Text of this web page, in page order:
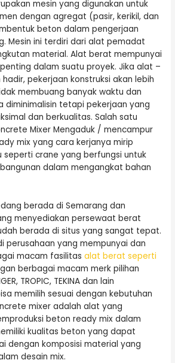
mesin yang digunakan untuk
dengan agregat (pasir, kerikil, dan
beton dalam pengerjaan
Mesin ini terdiri dari alat pemadat
material. Alat berat mempunyai
dalam suatu proyek. Jika alat –
pekerjaan konstruksi akan lebih
membuang banyak waktu dan
diminimalisin tetapi pekerjaan yang
dan berkualitas. Salah satu
Mixer Mengaduk / mencampur
mix yang cara kerjanya mirip
seperti crane yang berfungsi untuk
dalam mengangkat bahan
berada di Semarang dan
menyediakan persewaat berat
berada di situs yang sangat tepat.
perusahaan yang mempunyai dan
macam fasilitasalat berat seperti
berbagai macam merk pilihan
TROPIC, TEKINA dan lain
memilih sesuai dengan kebutuhan
mixer adalah alat yang
beton ready mix dalam
kualitas beton yang dapat
dengan komposisi material yang
desain mix.